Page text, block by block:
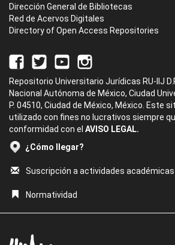
Dirección General de Bibliotecas
Red de Acervos Digitales
Directory of Open Access Repositories
Repositorio Universitario Jurídicas RU-IIJ
Nacional Autónoma de México, Ciudad
P. 04510, Ciudad de México, México. Este
utilizado con fines no lucrativos siempre
conformidad con el AVISO LEGAL.
¿Cómo llegar?
Suscripción a actividades académicas
Normatividad